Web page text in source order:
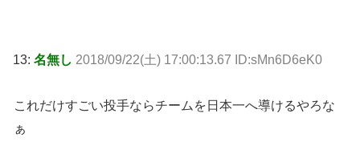
13: 名無し 2018/09/22(土) 17:00:13.67 ID:sMn6D6eK0
これだけすごい投手ならチームを日本一へ導けるやろな
ぁ